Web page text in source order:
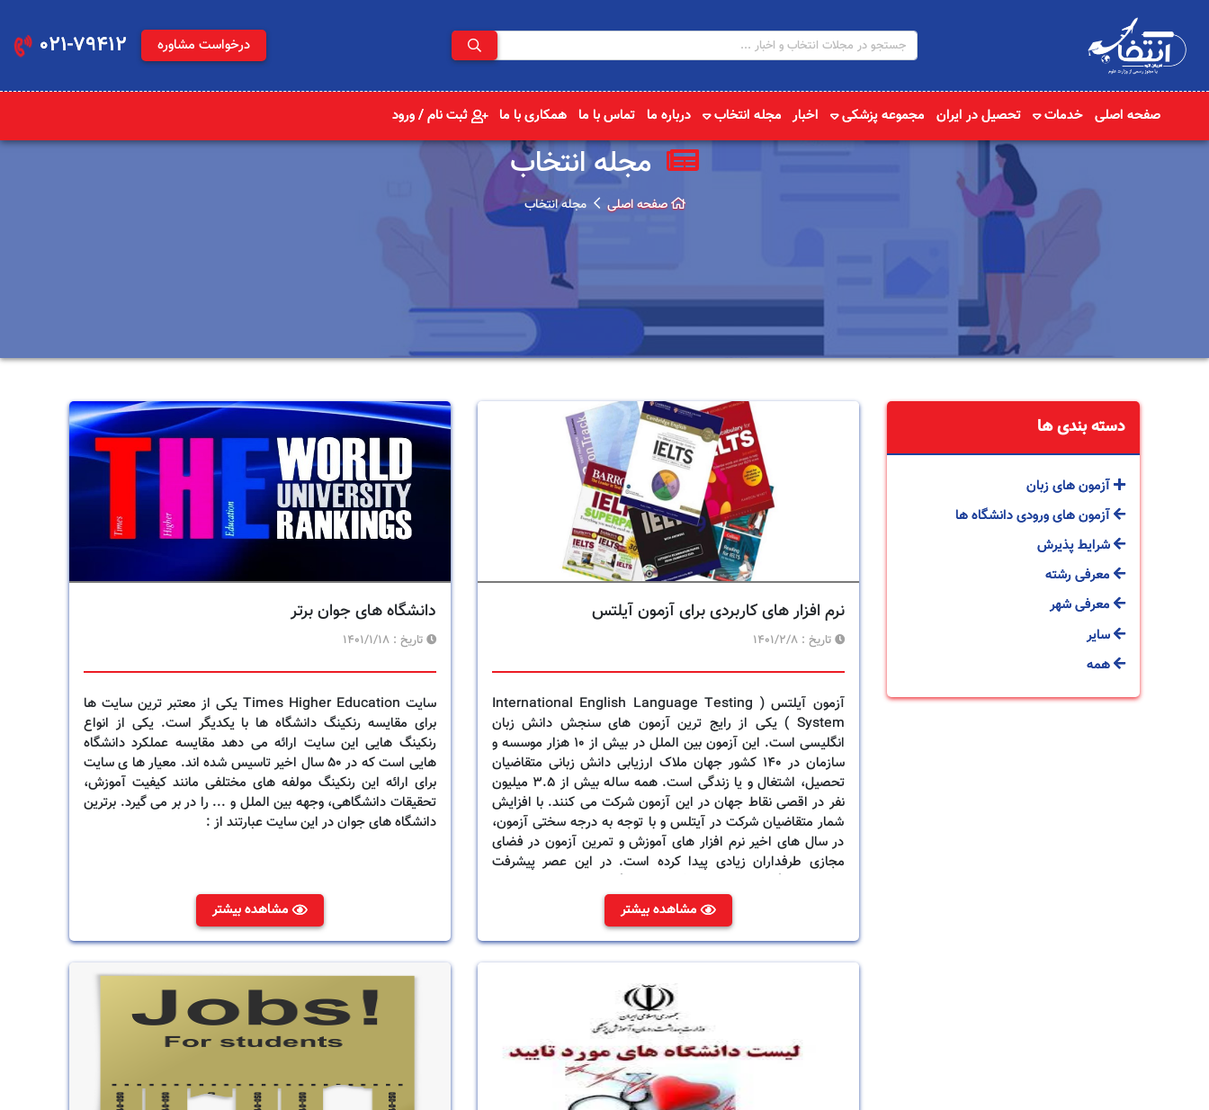
درخواست مشاوره 021-79412
صفحه اصلی خدمات تحصیل در ایران مجموعه پزشکی اخبار مجله انتخاب درباره ما تماس با ما همکاری با ما ثبت نام / ورود
مجله انتخاب
صفحه اصلی مجله انتخاب
دسته بندی ها
آزمون های زبان
آزمون های ورودی دانشگاه ها
شرایط پذیرش
معرفی رشته
معرفی شهر
سایر
همه
نرم افزار های کاربردی برای آزمون آیلتس
تاریخ :1401/2/8
آزمون آیلتس ( International English Language Testing
System ) یکی از رایج ترین آزمون های سنجش دانش زبان
انگلیسی است. این آزمون بین الملل در بیش از 10 هزار موسسه و
سازمان در 140 کشور جهان ملاک ارزیابی دانش زبانی متقاضیان
تحصیل، اشتغال و یا زندگی است. همه ساله بیش از 3.5 میلیون
نفر در اقصی نقاط جهان در این آزمون شرکت می کنند. با افزایش
شمار متقاضیان شرکت در آیتلس و با توجه به درجه سختی آزمون،
در سال های اخیر نرم افزار های آموزش و تمرین آزمون در فضای
مجازی طرفداران زیادی پیدا کرده است. در این عصر پیشرفت
برای کوتاهی در فراگیری و استفاده از علوم جدید وجود ندارد؛
بنابراین در ادامه به برخی از کاربردی ترین نرم افزار ها اشاره می
کنیم:
مشاهده بیشتر
دانشگاه های جوان برتر
تاریخ :1401/1/18
سایت Times Higher Education یکی از معتبر ترین سایت ها
برای مقایسه رنکینگ دانشگاه ها با یکدیگر است. یکی از انواع
رنکینگ هایی این سایت ارائه می دهد مقایسه عملکرد دانشگاه
هایی است که در 50 سال اخیر تاسیس شده اند. معیار ها ی سایت
برای ارائه این رنکینگ مولفه های مختلفی مانند کیفیت آموزش،
تحقیقات دانشگاهی، وجهه بین الملل و ... را در بر می گیرد. برترین
دانشگاه های جوان در این سایت عبارتند از :
مشاهده بیشتر